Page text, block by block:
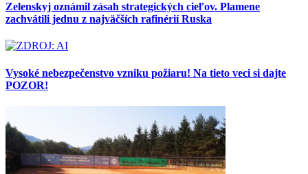
Zelenskyj oznámil zásah strategických cieľov. Plamene
zachvátili jednu z najväčších rafinérií Ruska
Vysoké nebezpečenstvo vzniku požiaru! Na tieto veci si dajte
POZOR!